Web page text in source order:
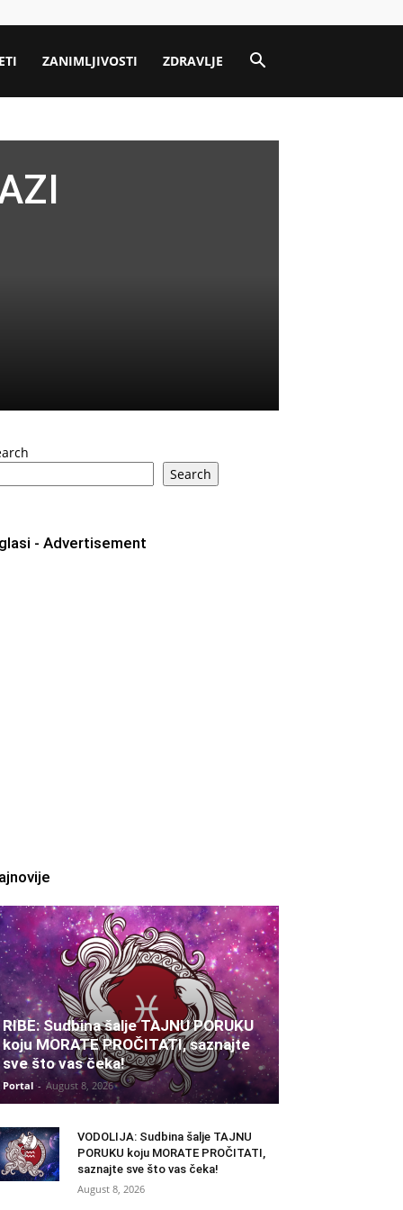
ZANIMLJIVOSTI ZDRAVLJE
Search
- Advertisement
RIBE: Sudbina šalje TAJNU PORUKU
koju MORATE PROČITATI, saznajte
sve što vas čeka!
Portal - August 8, 2026
VODOLIJA: Sudbina šalje TAJNU
PORUKU koju MORATE PROČITATI,
saznajte sve što vas čeka!
August 8, 2026